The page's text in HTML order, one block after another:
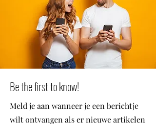
Be the first to know!
Meld je aan wanneer je een berichtje
wilt ontvangen als er nieuwe artikelen